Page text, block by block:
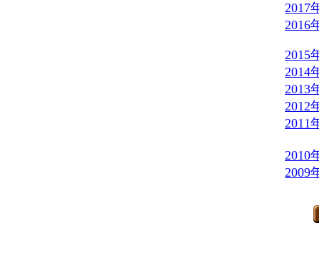
2017
2016
2015
2014
2013
2012
2011
2010
2009